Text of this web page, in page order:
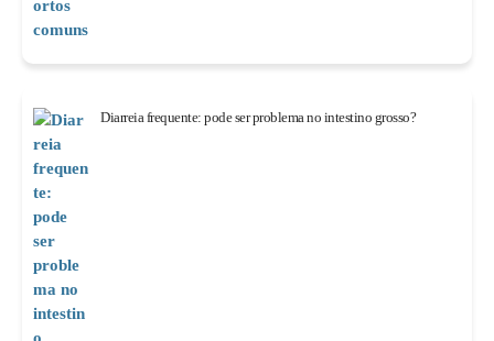
Diarreia frequente: pode ser problema no intestino grosso?